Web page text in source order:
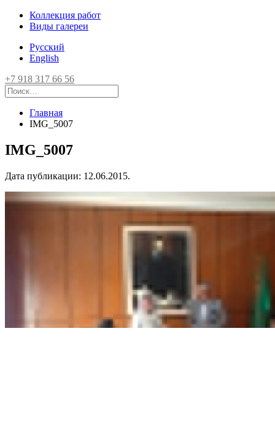
Коллекция работ
Виды галереи
Русский
English
+7 918 317 66 56
Главная
IMG_5007
IMG_5007
Дата публикации: 12.06.2015.